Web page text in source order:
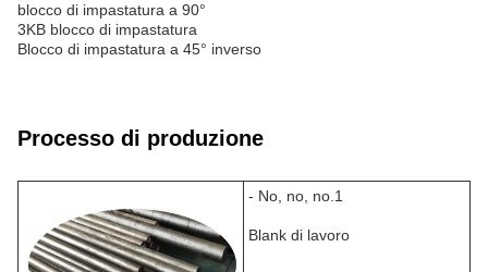
blocco di impastatura a 90°
3KB blocco di impastatura
Blocco di impastatura a 45° inverso
Processo di produzione
- No, no, no.1
Blank di lavoro